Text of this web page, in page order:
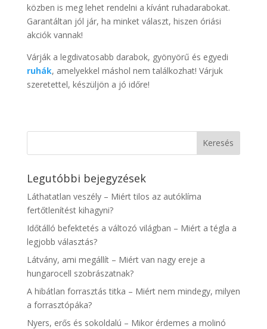
közben is meg lehet rendelni a kívánt ruhadarabokat.
Garantáltan jól jár, ha minket választ, hiszen óriási
akciók vannak!
Várják a legdivatosabb darabok, gyönyörű és egyedi
ruhák, amelyekkel máshol nem találkozhat! Várjuk
szeretettel, készüljön a jó időre!
Legutóbbi bejegyzések
Láthatatlan veszély – Miért tilos az autóklíma
fertőtlenítést kihagyni?
Időtálló befektetés a változó világban – Miért a tégla a
legjobb választás?
Látvány, ami megállít – Miért van nagy ereje a
hungarocell szobrászatnak?
A hibátlan forrasztás titka – Miért nem mindegy, milyen
a forrasztópáka?
Nyers, erős és sokoldalú – Mikor érdemes a molinó